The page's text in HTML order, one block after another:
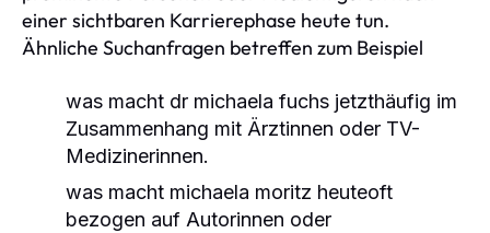
einer sichtbaren Karrierephase heute tun.
Ähnliche Suchanfragen betreffen zum Beispiel
was macht dr michaela fuchs jetzthäufig im
Zusammenhang mit Ärztinnen oder TV-
Medizinerinnen.
was macht michaela moritz heuteoft
bezogen auf Autorinnen oder